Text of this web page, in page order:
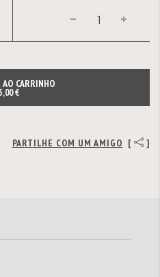
CARRINHO
€
PARTILHE COM UM AMIGO [ ]